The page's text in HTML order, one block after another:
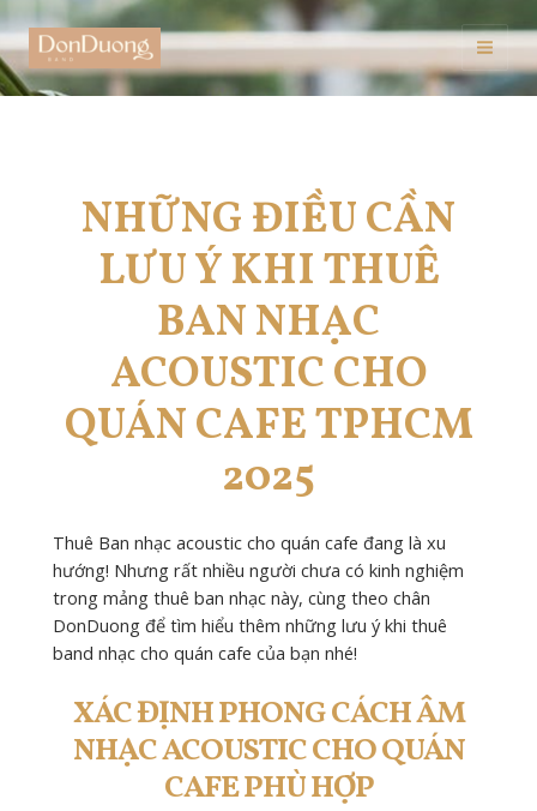
to
content
Main
NHỮNG ĐIỀU CẦN
LƯU Ý KHI THUÊ
BAN NHẠC
ACOUSTIC CHO
QUÁN CAFE TPHCM
2025
Thuê Ban nhạc acoustic cho quán cafe đang là xu
hướng! Nhưng rất nhiều người chưa có kinh nghiệm
trong mảng thuê ban nhạc này, cùng theo chân
DonDuong để tìm hiểu thêm những lưu ý khi thuê
band nhạc cho quán cafe của bạn nhé!
XÁC ĐỊNH PHONG CÁCH ÂM
NHẠC ACOUSTIC CHO QUÁN
CAFE PHÙ HỢP